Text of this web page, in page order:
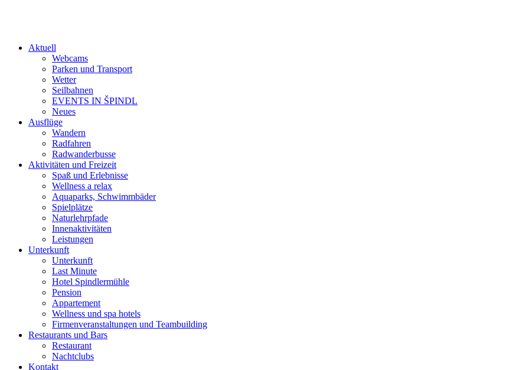
Aktuell
Webcams
Parken und Transport
Wetter
Seilbahnen
EVENTS IN ŠPINDL
Neues
Ausflüge
Wandern
Radfahren
Radwanderbusse
Aktivitäten und Freizeit
Spaß und Erlebnisse
Wellness a relax
Aquaparks, Schwimmbäder
Spielplätze
Naturlehrpfade
Innenaktivitäten
Leistungen
Unterkunft
Unterkunft
Last Minute
Hotel Spindlermühle
Pension
Appartement
Wellness und spa hotels
Firmenveranstaltungen und Teambuilding
Restaurants und Bars
Restaurant
Nachtclubs
Kontakt